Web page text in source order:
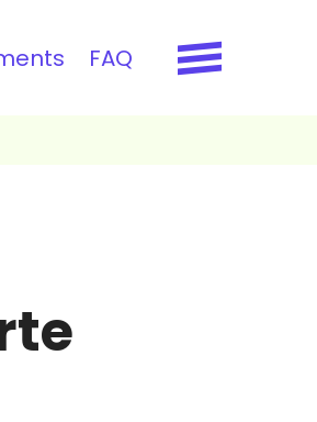
FAQ